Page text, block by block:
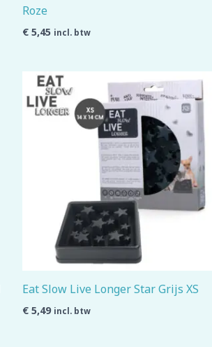
Roze
€ 5,45 incl. btw
Eat Slow Live Longer Star Grijs XS
€ 5,49 incl. btw